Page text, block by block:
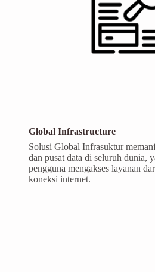
Global Infrastructure
Solusi Global Infrasuktur
dan pusat data di seluruh dunia,
pengguna mengakses layanan
koneksi internet.